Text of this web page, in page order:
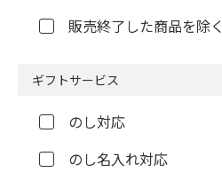
販売終了した商品を除く
ギフトサービス
のし対応
のし名入れ対応